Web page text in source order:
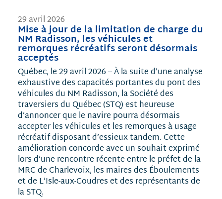
Mise à jour de la limitation de charge du
NM Radisson, les véhicules et
remorques récréatifs seront désormais
acceptés
29 avril 2026
Québec, le 29 avril 2026 – À la suite d’une analyse
exhaustive des capacités portantes du pont des
véhicules du NM Radisson, la Société des
traversiers du Québec (STQ) est heureuse
d’annoncer que le navire pourra désormais
accepter les véhicules et les remorques à usage
récréatif disposant d’essieux tandem. Cette
amélioration concorde avec un souhait exprimé
lors d’une rencontre récente entre le préfet de la
MRC de Charlevoix, les maires des Éboulements
et de L’Isle-aux-Coudres et des représentants de
la STQ.